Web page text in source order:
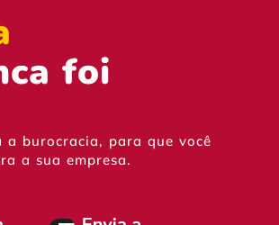
foi
a burocracia, para que você
a sua empresa.